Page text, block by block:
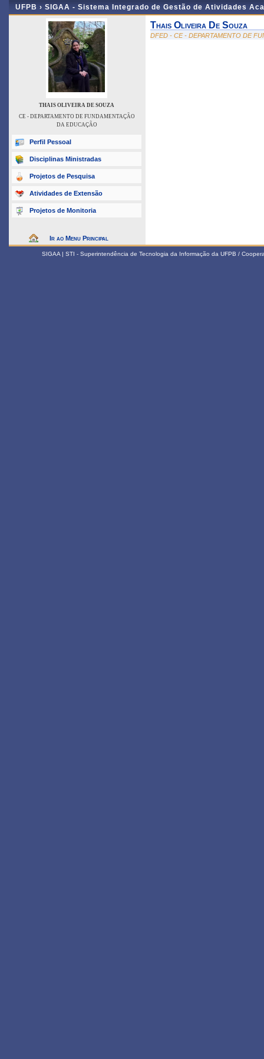
UFPB › SIGAA - Sistema Integrado de Gestão de Atividades
THAIS OLIVEIRA DE SOUZA
CE - DEPARTAMENTO DE FUNDAMENTAÇÃO
DA EDUCAÇÃO
Perfil Pessoal
Disciplinas Ministradas
Projetos de Pesquisa
Atividades de Extensão
Projetos de Monitoria
Ir ao Menu Principal
Thais Oliveira De Souza
DFED - CE - DEPARTAMENTO DE
SIGAA | STI - Superintendência de Tecnologia da Informação da UFPB /